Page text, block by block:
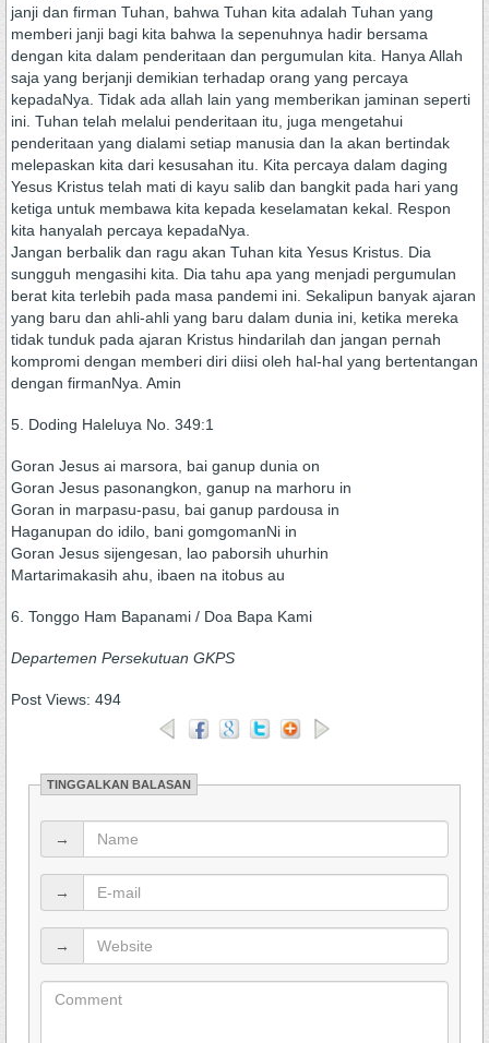
janji dan firman Tuhan, bahwa Tuhan kita adalah Tuhan yang
memberi janji bagi kita bahwa Ia sepenuhnya hadir bersama
dengan kita dalam penderitaan dan pergumulan kita. Hanya Allah
saja yang berjanji demikian terhadap orang yang percaya
kepadaNya. Tidak ada allah lain yang memberikan jaminan seperti
ini. Tuhan telah melalui penderitaan itu, juga mengetahui
penderitaan yang dialami setiap manusia dan Ia akan bertindak
melepaskan kita dari kesusahan itu. Kita percaya dalam daging
Yesus Kristus telah mati di kayu salib dan bangkit pada hari yang
ketiga untuk membawa kita kepada keselamatan kekal. Respon
kita hanyalah percaya kepadaNya.
Jangan berbalik dan ragu akan Tuhan kita Yesus Kristus. Dia
sungguh mengasihi kita. Dia tahu apa yang menjadi pergumulan
berat kita terlebih pada masa pandemi ini. Sekalipun banyak ajaran
yang baru dan ahli-ahli yang baru dalam dunia ini, ketika mereka
tidak tunduk pada ajaran Kristus hindarilah dan jangan pernah
kompromi dengan memberi diri diisi oleh hal-hal yang bertentangan
dengan firmanNya. Amin
5. Doding Haleluya No. 349:1
Goran Jesus ai marsora, bai ganup dunia on
Goran Jesus pasonangkon, ganup na marhoru in
Goran in marpasu-pasu, bai ganup pardousa in
Haganupan do idilo, bani gomgomanNi in
Goran Jesus sijengesan, lao paborsih uhurhin
Martarimakasih ahu, ibaen na itobus au
6. Tonggo Ham Bapanami / Doa Bapa Kami
Departemen Persekutuan GKPS
Post Views: 494
TINGGALKAN BALASAN
→
→
→